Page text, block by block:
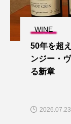
WINE
50年を超
ンジー・
る新章
2026.07.23